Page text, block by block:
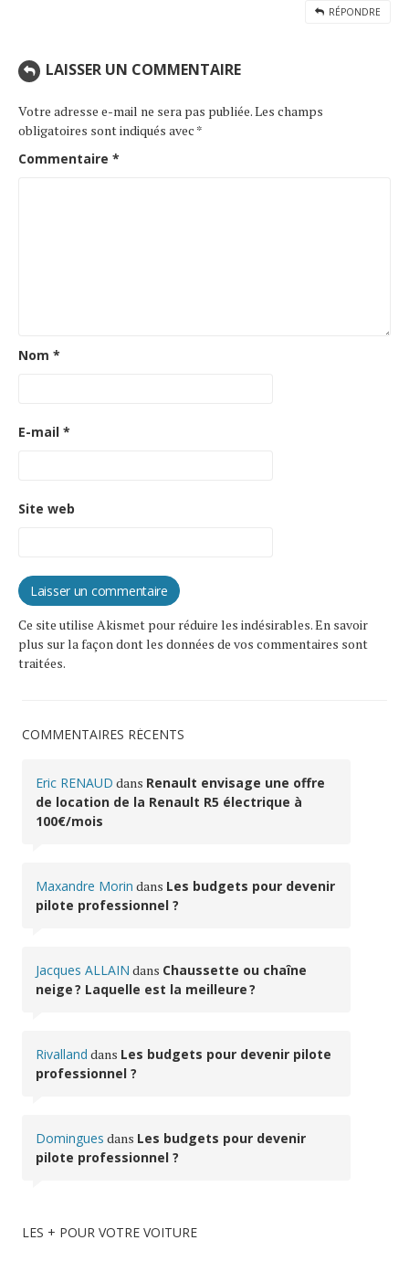
RÉPONDRE
LAISSER UN COMMENTAIRE
Votre adresse e-mail ne sera pas publiée.Les champs
obligatoires sont indiqués avec *
Commentaire *
Nom *
E-mail *
Site web
Ce site utilise Akismet pour réduire les indésirables.En savoir
plus sur la façon dont les données de vos commentaires sont
traitées.
COMMENTAIRES RÉCENTS
Eric RENAUD dans Renault envisage une offre
de location de la Renault R5 électrique à
100€/mois
Maxandre Morin dans Les budgets pour devenir
pilote professionnel ?
Jacques ALLAIN dans Chaussette ou chaîne
neige ? Laquelle est la meilleure ?
Rivalland dans Les budgets pour devenir pilote
professionnel ?
Domingues dans Les budgets pour devenir
pilote professionnel ?
LES + POUR VOTRE VOITURE